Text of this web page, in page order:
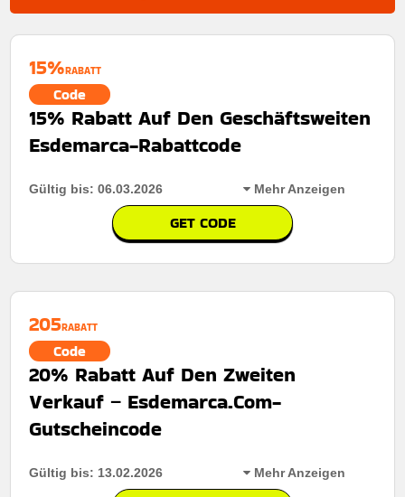
15%RABATT
Code
15% Rabatt Auf Den Geschäftsweiten
Esdemarca-Rabattcode
Gültig bis: 06.03.2026 Mehr Anzeigen
GET CODE
Mindestkaufbetrag:Keine Mindestausgaben
Berechtigung:
Art des Angebots:
Kumulierbar:Kombiniert mit anderen Werbeaktionen
Bedingungen:
Die Geschäftsbedingungen finden Sie
auf der Website des Händlers.
205RABATT
Code
20% Rabatt Auf Den Zweiten
Verkauf – Esdemarca.Com-
Gutscheincode
Gültig bis: 13.02.2026 Mehr Anzeigen